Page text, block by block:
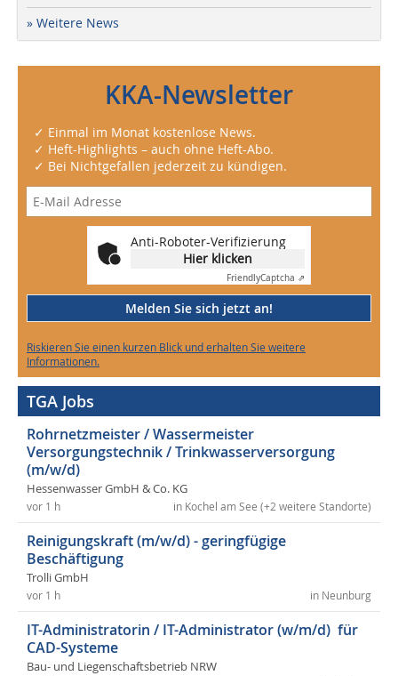
» Weitere News
KKA-Newsletter
✓ Einmal im Monat kostenlose News.
✓ Heft-Highlights – auch ohne Heft-Abo.
✓ Bei Nichtgefallen jederzeit zu kündigen.
Anti-Roboter-Verifizierung
Hier klicken
FriendlyCaptcha ⇗
Melden Sie sich jetzt an!
Riskieren Sie einen kurzen Blick und erhalten Sie weitere
Informationen.
TGA Jobs
Rohrnetzmeister / Wassermeister
Versorgungstechnik / Trinkwasserversorgung
(m/w/d)
Hessenwasser GmbH & Co. KG
in Kochel am See (+2 weitere Standorte)
vor 1 h
Reinigungskraft (m/w/d) - geringfügige
Beschäftigung
Trolli GmbH
in Neunburg
vor 1 h
IT-Administratorin / IT-Administrator (w/m/d) für
CAD-Systeme
Bau- und Liegenschaftsbetrieb NRW